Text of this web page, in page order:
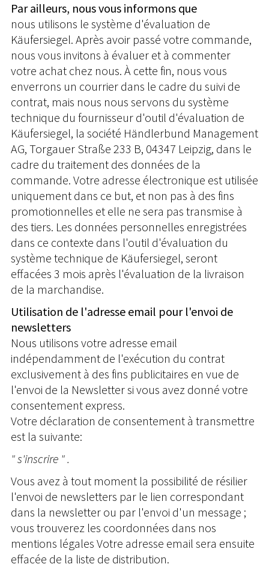
Par ailleurs, nous vous informons que
nous utilisons le système d'évaluation de
Käufersiegel. Après avoir passé votre commande,
nous vous invitons à évaluer et à commenter
votre achat chez nous. À cette fin, nous vous
enverrons un courrier dans le cadre du suivi de
contrat, mais nous nous servons du système
technique du fournisseur d'outil d'évaluation de
Käufersiegel, la société Händlerbund Management
AG, Torgauer Straße 233 B, 04347 Leipzig, dans le
cadre du traitement des données de la
commande. Votre adresse électronique est utilisée
uniquement dans ce but, et non pas à des fins
promotionnelles et elle ne sera pas transmise à
des tiers. Les données personnelles enregistrées
dans ce contexte dans l'outil d'évaluation du
système technique de Käufersiegel, seront
effacées 3 mois après l'évaluation de la livraison
de la marchandise.
Utilisation de l'adresse email pour l'envoi de
newsletters
Nous utilisons votre adresse email
indépendamment de l'exécution du contrat
exclusivement à des fins publicitaires en vue de
l'envoi de la Newsletter si vous avez donné votre
consentement express.
Votre déclaration de consentement à transmettre
est la suivante:
" s'inscrire " .
Vous avez à tout moment la possibilité de résilier
l'envoi de newsletters par le lien correspondant
dans la newsletter ou par l'envoi d'un message ;
vous trouverez les coordonnées dans nos
mentions légales Votre adresse email sera ensuite
effacée de la liste de distribution.